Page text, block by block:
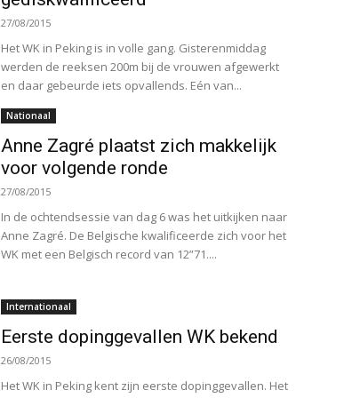
27/08/2015
Het WK in Peking is in volle gang. Gisterenmiddag
werden de reeksen 200m bij de vrouwen afgewerkt
en daar gebeurde iets opvallends. Eén van...
Nationaal
Anne Zagré plaatst zich makkelijk
voor volgende ronde
27/08/2015
In de ochtendsessie van dag 6 was het uitkijken naar
Anne Zagré. De Belgische kwalificeerde zich voor het
WK met een Belgisch record van 12”71....
Internationaal
Eerste dopinggevallen WK bekend
26/08/2015
Het WK in Peking kent zijn eerste dopinggevallen. Het